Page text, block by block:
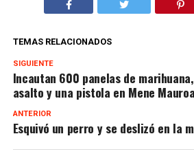
TEMAS RELACIONADOS
SIGUIENTE
Incautan 600 panelas de
asalto y una pistola en Mene Mauroa
ANTERIOR
Esquivó un perro y se deslizó en la